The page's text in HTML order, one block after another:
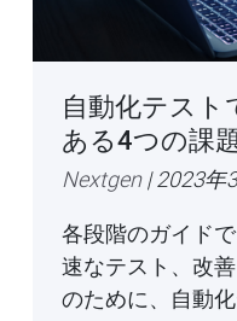
自動化テスト
ある4つの課
Nextgen| 2023年
各段階のガイド
速なテスト、改
のために、自動